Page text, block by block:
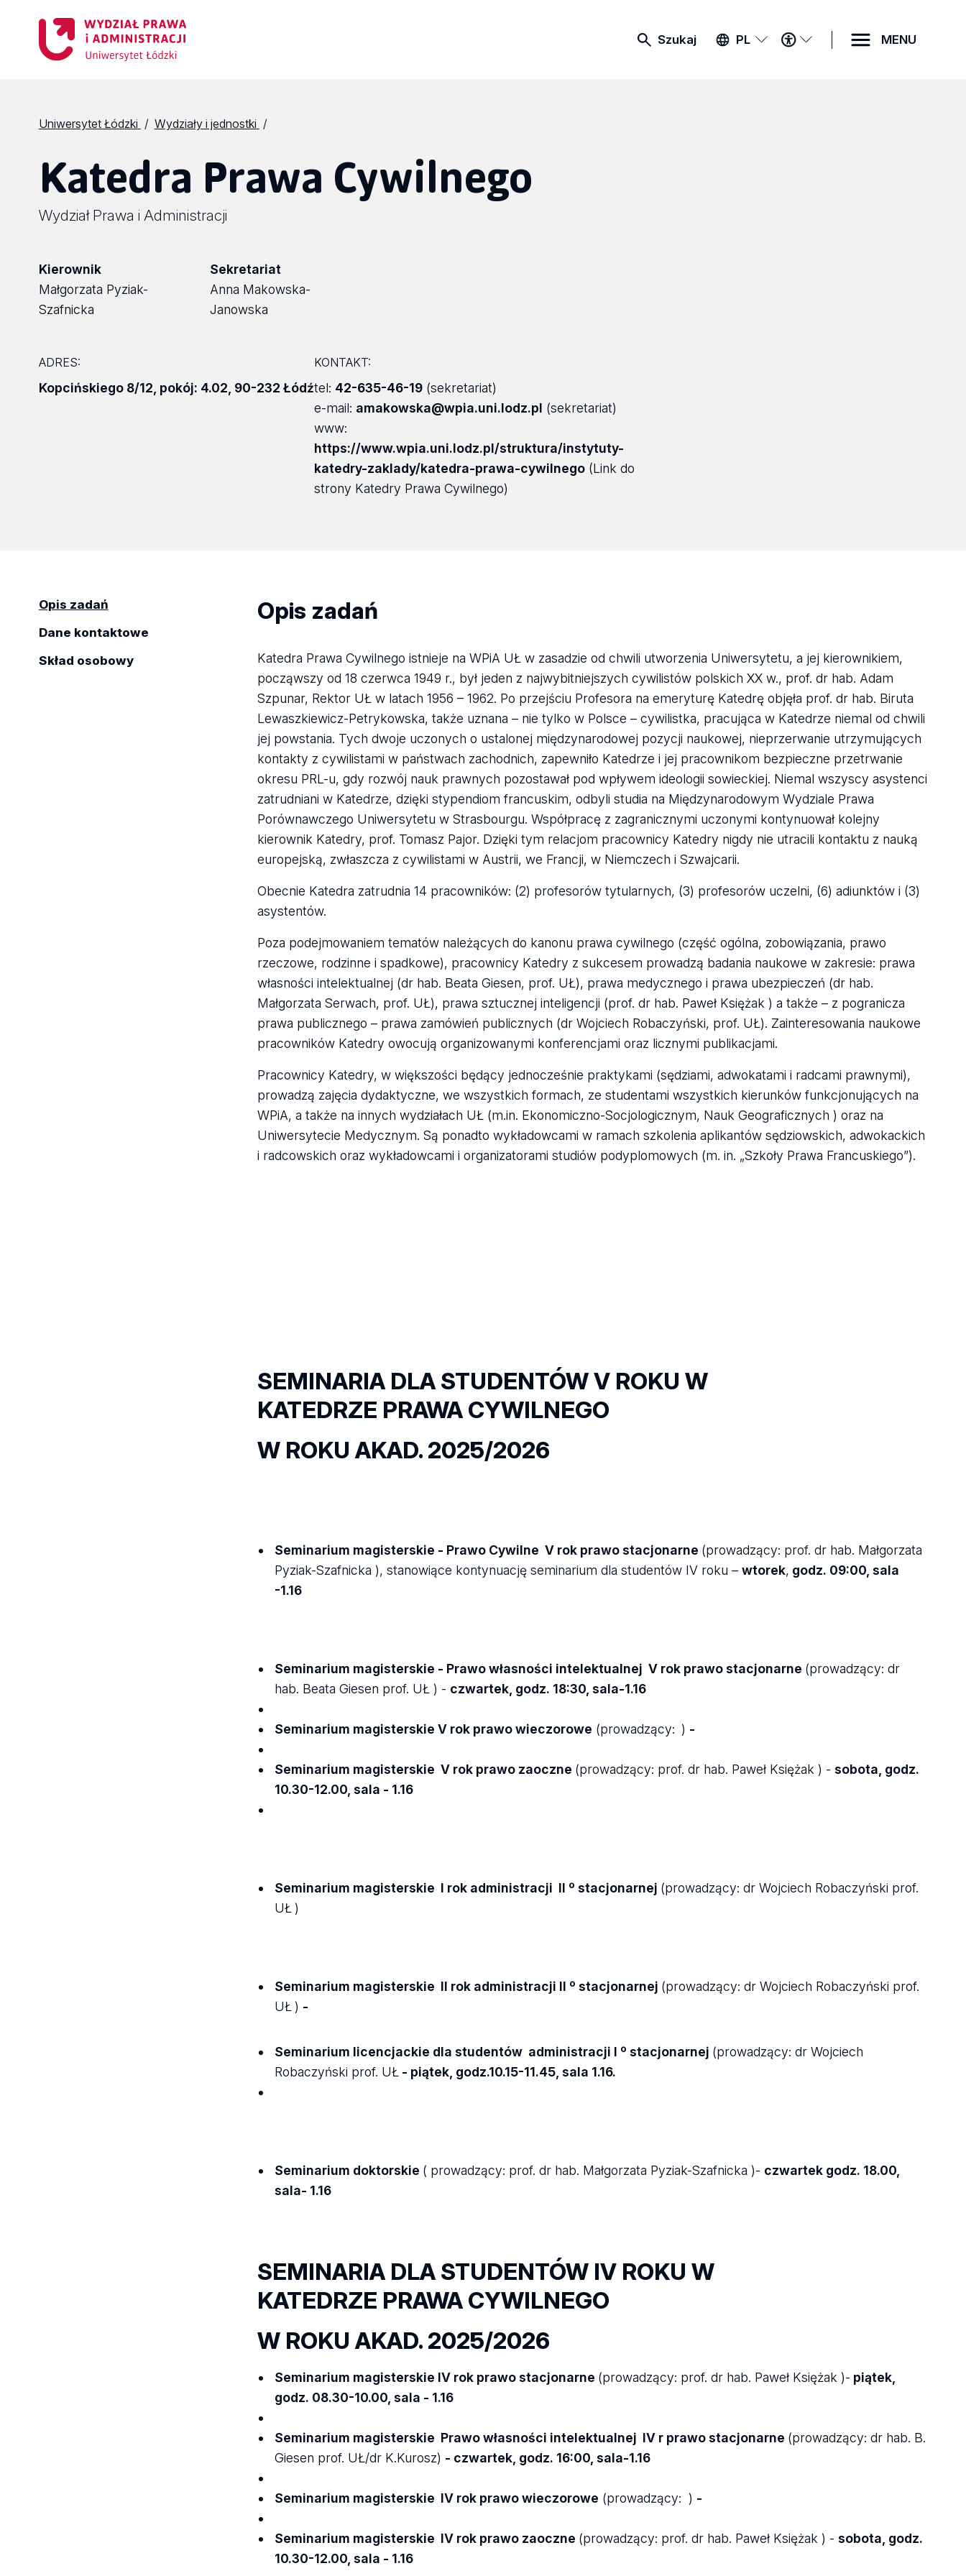
Szukaj PL
MENU
DOSTĘPNOŚCI
MENU
Uniwersytet Łódzki Wydziały i jednostki
Katedra Prawa Cywilnego
Wydział Prawa i Administracji
Kierownik
Małgorzata Pyziak-
Szafnicka
Sekretariat
Anna Makowska-
Janowska
ADRES:
Kopcińskiego 8/12 pokój: 4.02 90-232 Łódź
KONTAKT:
tel: 42-635-46-19(sekretariat)
e-mail: amakowska@wpia.uni.lodz.pl (sekretariat)
www:
https://www.wpia.uni.lodz.pl/struktura/instytuty-
katedry-zaklady/katedra-prawa-cywilnego(Link do
strony Katedry Prawa Cywilnego)
Opis zadań
Dane kontaktowe
Skład osobowy
Opis zadań
Katedra Prawa Cywilnego istnieje na WPiA UŁ w zasadzie od chwili utworzenia Uniwersytetu, a jej kierownikiem,
począwszy od 18 czerwca 1949 r., był jeden z najwybitniejszych cywilistów polskich XX w., prof. dr hab. Adam
Szpunar, Rektor UŁ w latach 1956 – 1962. Po przejściu Profesora na emeryturę Katedrę objęła prof. dr hab. Biruta
Lewaszkiewicz-Petrykowska, także uznana – nie tylko w Polsce – cywilistka, pracująca w Katedrze niemal od chwili
jej powstania. Tych dwoje uczonych o ustalonej międzynarodowej pozycji naukowej, nieprzerwanie utrzymujących
kontakty z cywilistami w państwach zachodnich, zapewniło Katedrze i jej pracownikom bezpieczne przetrwanie
okresu PRL-u, gdy rozwój nauk prawnych pozostawał pod wpływem ideologii sowieckiej. Niemal wszyscy asystenci
zatrudniani w Katedrze, dzięki stypendiom francuskim, odbyli studia na Międzynarodowym Wydziale Prawa
Porównawczego Uniwersytetu w Strasbourgu. Współpracę z zagranicznymi uczonymi kontynuował kolejny
kierownik Katedry, prof. Tomasz Pajor. Dzięki tym relacjom pracownicy Katedry nigdy nie utracili kontaktu z nauką
europejską, zwłaszcza z cywilistami w Austrii, we Francji, w Niemczech i Szwajcarii.
Obecnie Katedra zatrudnia 14 pracowników: (2) profesorów tytularnych, (3) profesorów uczelni, (6) adiunktów i (3)
asystentów.
Poza podejmowaniem tematów należących do kanonu prawa cywilnego (część ogólna, zobowiązania, prawo
rzeczowe, rodzinne i spadkowe), pracownicy Katedry z sukcesem prowadzą badania naukowe w zakresie: prawa
własności intelektualnej (dr hab. Beata Giesen, prof. UŁ), prawa medycznego i prawa ubezpieczeń (dr hab.
Małgorzata Serwach, prof. UŁ), prawa sztucznej inteligencji (prof. dr hab. Paweł Księżak ) a także – z pogranicza
prawa publicznego – prawa zamówień publicznych (dr Wojciech Robaczyński, prof. UŁ). Zainteresowania naukowe
pracowników Katedry owocują organizowanymi konferencjami oraz licznymi publikacjami.
Pracownicy Katedry, w większości będący jednocześnie praktykami (sędziami, adwokatami i radcami prawnymi),
prowadzą zajęcia dydaktyczne, we wszystkich formach, ze studentami wszystkich kierunków funkcjonujących na
WPiA, a także na innych wydziałach UŁ (m.in. Ekonomiczno-Socjologicznym, Nauk Geograficznych ) oraz na
Uniwersytecie Medycznym. Są ponadto wykładowcami w ramach szkolenia aplikantów sędziowskich, adwokackich
i radcowskich oraz wykładowcami i organizatorami studiów podyplomowych (m. in. „Szkoły Prawa Francuskiego”).
SEMINARIA DLA STUDENTÓW V ROKU W
KATEDRZE PRAWA CYWILNEGO
W ROKU AKAD. 2025/2026
Seminarium magisterskie - Prawo Cywilne V rok prawo stacjonarne (prowadzący: prof. dr hab. Małgorzata
Pyziak-Szafnicka ), stanowiące kontynuację seminarium dla studentów IV roku – wtorek, godz. 09:00, sala
-1.16
Seminarium magisterskie - Prawo własności intelektualnej V rok prawo stacjonarne (prowadzący: dr
hab. Beata Giesen prof. UŁ ) - czwartek, godz. 18:30, sala-1.16
Seminarium magisterskie V rok prawo wieczorowe (prowadzący: ) -
Seminarium magisterskie V rok prawo zaoczne (prowadzący: prof. dr hab. Paweł Księżak ) - sobota, godz.
10.30-12.00, sala - 1.16
Seminarium magisterskie I rok administracji II º stacjonarnej (prowadzący: dr Wojciech Robaczyński prof.
UŁ )
Seminarium magisterskie II rok administracji II º stacjonarnej (prowadzący: dr Wojciech Robaczyński prof.
UŁ ) -
Seminarium licencjackie dla studentów administracji I º stacjonarnej (prowadzący: dr Wojciech
Robaczyński prof. UŁ - piątek, godz.10.15-11.45, sala 1.16.
Seminarium doktorskie ( prowadzący: prof. dr hab. Małgorzata Pyziak-Szafnicka )- czwartek godz. 18.00,
sala- 1.16
SEMINARIA DLA STUDENTÓW IV ROKU W
KATEDRZE PRAWA CYWILNEGO
W ROKU AKAD. 2025/2026
Seminarium magisterskie IV rok prawo stacjonarne (prowadzący: prof. dr hab. Paweł Księżak )- piątek,
godz. 08.30-10.00, sala - 1.16
Seminarium magisterskie Prawo własności intelektualnej IV r prawo stacjonarne (prowadzący: dr hab. B.
Giesen prof. UŁ/dr K.Kurosz) - czwartek, godz. 16:00, sala-1.16
Seminarium magisterskie IV rok prawo wieczorowe (prowadzący: ) -
Seminarium magisterskie IV rok prawo zaoczne (prowadzący: prof. dr hab. Paweł Księżak ) - sobota, godz.
10.30-12.00, sala - 1.16